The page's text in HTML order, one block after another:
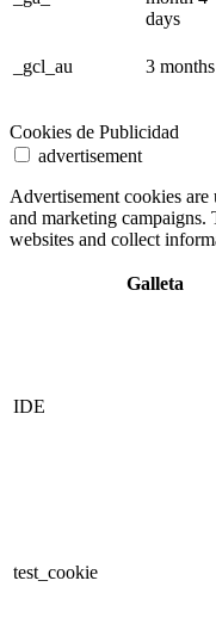
days
_gcl_au 3 months
Cookies de Publicidad
advertisement
Advertisement cookies
and marketing campaigns.
websites and collect
Galleta
IDE
test_cookie